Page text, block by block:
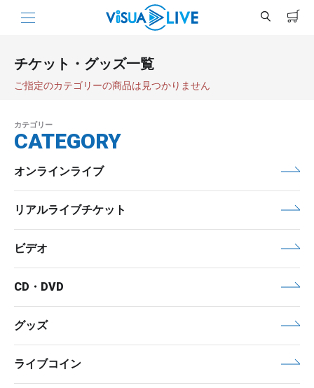
チケット・グッズ一覧
ご指定のカテゴリーの商品は見つかりません
カテゴリー
CATEGORY
オンラインライブ
リアルライブチケット
ビデオ
CD・DVD
グッズ
ライブコイン